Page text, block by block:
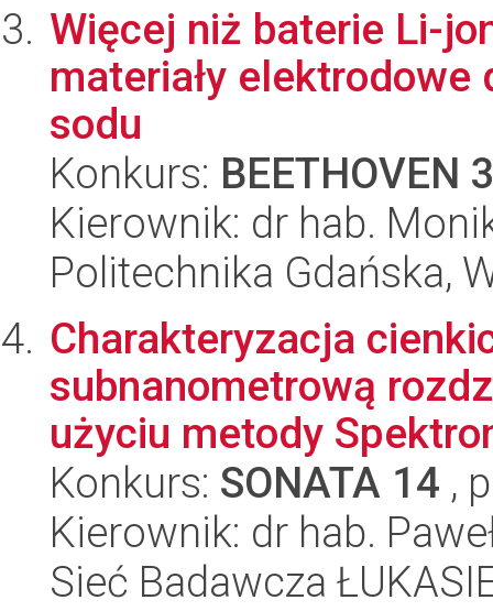
Więcej niż baterie Li-
materiały
sodu
Konkurs: BEETHOVEN
Kierownik: dr hab.
Politechnika Gdańska,
Charakteryzacja
subnanometrową
użyciu metody
Konkurs: SONATA 14 ,
Kierownik: dr hab.
Sieć Badawcza